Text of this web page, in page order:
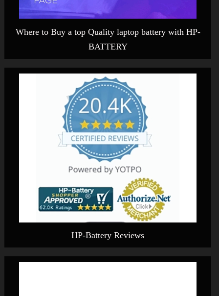
Where to Buy a top Quality laptop battery with HP-
BATTERY
HP-Battery Reviews